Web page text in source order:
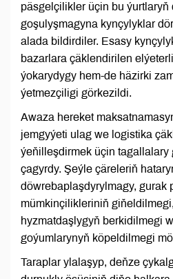
päsgelçilikler üçin bu
goşulyşmagyna kynçylyklar
alada bildirdiler. Esasy
bazarlara çäklendirilen
ýokarydygy hem-de häzirki
ýetmezçiligi görkezildi.
Awaza hereket
jemgyýeti ulag we logistika
ýeňilleşdirmek üçin tagallalary
çagyrdy. Şeýle çäreleriň
döwrebaplaşdyrylmagy, gurak
mümkinçilikleriniň
hyzmatdaşlygyň berkidilmegi
goýumlarynyň köpeldilmegi
Taraplar ylalaşyp, deňze